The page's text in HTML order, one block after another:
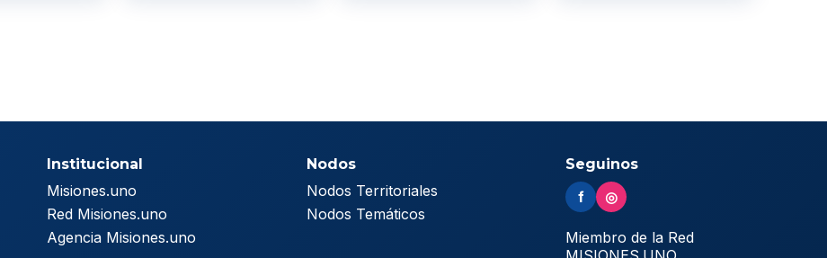
Institucional
Misiones.uno
Red Misiones.uno
Agencia Misiones.uno
Nodos
Nodos Territoriales
Nodos Temáticos
Seguinos
f ◎
Miembro de la Red